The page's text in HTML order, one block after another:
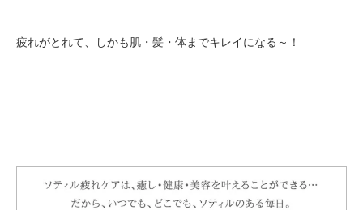
疲れがとれて、しかも肌・髪・体までキレイになる～！